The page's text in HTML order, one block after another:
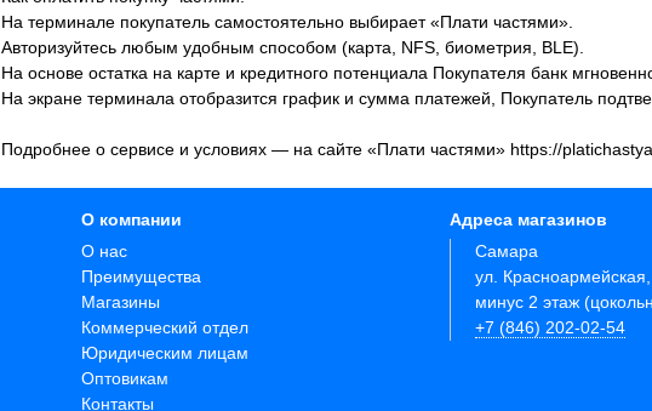
На терминале покупатель самостоятельно выбирает «Плати частями».
Авторизуйтесь любым удобным способом (карта, NFS, биометрия, BLE).
На основе остатка на карте и кредитного потенциала Покупателя банк
На экране терминала отобразится график и сумма платежей, Покупатель
Подробнее о сервисе и условиях — на сайте «Плати частями» https://
О компании
О нас
Преимущества
Магазины
Коммерческий отдел
Юридическим лицам
Оптовикам
Контакты
Адреса магазинов
Самара
ул.
минус 2 этаж
+7 (846) 202-02-54